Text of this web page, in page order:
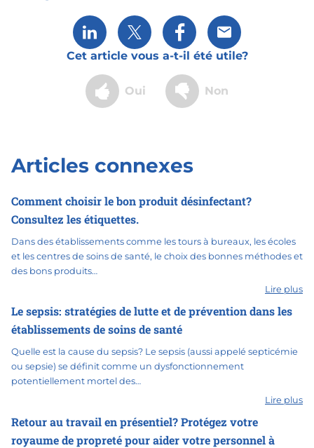
Share via LinkedIn
Share via XPartager via Facebook
Partager via
Cet article vous a-t-il été utile?
Oui Non
Articles connexes
Comment choisir le bon produit désinfectant?
Consultez les étiquettes.
Dans des établissements comme les tours à bureaux, les écoles
et les centres de soins de santé, le choix des bonnes méthodes et
des bons produits…
Lire plus
Le sepsis: stratégies de lutte et de prévention dans les
établissements de soins de santé
Quelle est la cause du sepsis? Le sepsis (aussi appelé septicémie
ou sepsie) se définit comme un dysfonctionnement
potentiellement mortel des…
Lire plus
Retour au travail en présentiel? Protégez votre
royaume de propreté pour aider votre personnel à